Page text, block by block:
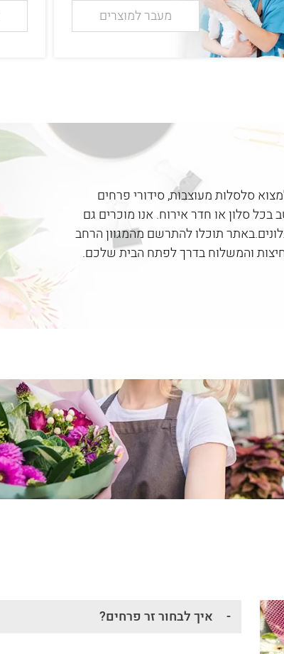
מעבר למוצרים
סלסלות מעוצבות, סידורי פרחים
סלון או חדר אירוח. אנו מוכרים גם
תוכלו להתרשם מהמגוון הרחב
והמשלוח בדרך לפתח הבית שלכם.
איך לבחור זר פרחים?